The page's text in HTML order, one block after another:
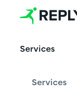
Services
Services